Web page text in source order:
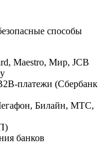
способы
Maestro, Мир, JCB
платежи (Сбербанк
Билайн, МТС,
банков